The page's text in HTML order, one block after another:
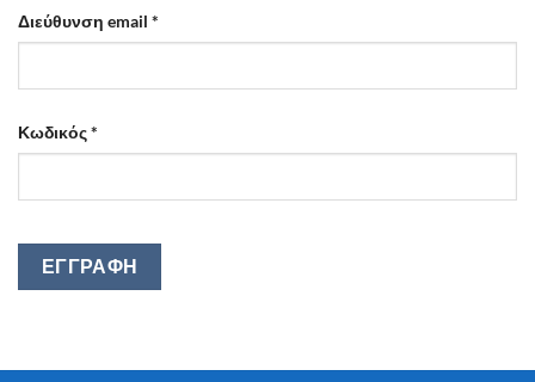
Διεύθυνση email *
Κωδικός*
ΕΓΓΡΑΦΉ